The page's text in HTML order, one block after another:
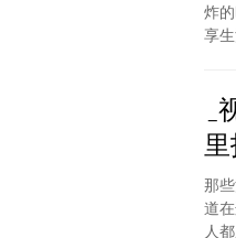
炸
享
那
道
人